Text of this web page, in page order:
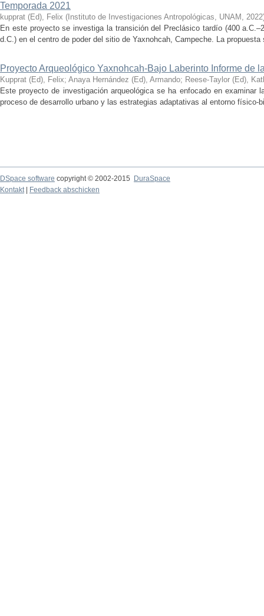
Temporada 2021
kupprat (Ed), Felix ( Instituto de Investigaciones Antropológicas, UNAM , 2022
En este proyecto se investiga la transición del Preclásico tardío (400
d.C.) en el centro de poder del sitio de Yaxnohcah, Campeche. La
Proyecto Arqueológico Yaxnohcah-Bajo Laberinto Informe de
Kupprat (Ed), Felix; Anaya Hernández (Ed), Armando; Reese-Taylor (Ed),
Este proyecto de investigación arqueológica se ha enfocado en examinar
proceso de desarrollo urbano y las estrategias adaptativas al entorno físico-
DSpace software copyright © 2002-2015
DuraSpace
Kontakt| Feedback abschicken